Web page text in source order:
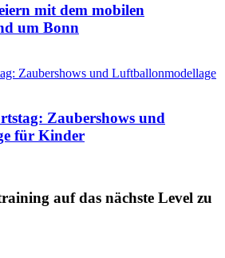
mit dem mobilen
um Bonn
Zaubershows und
für Kinder
auf das nächste Level zu